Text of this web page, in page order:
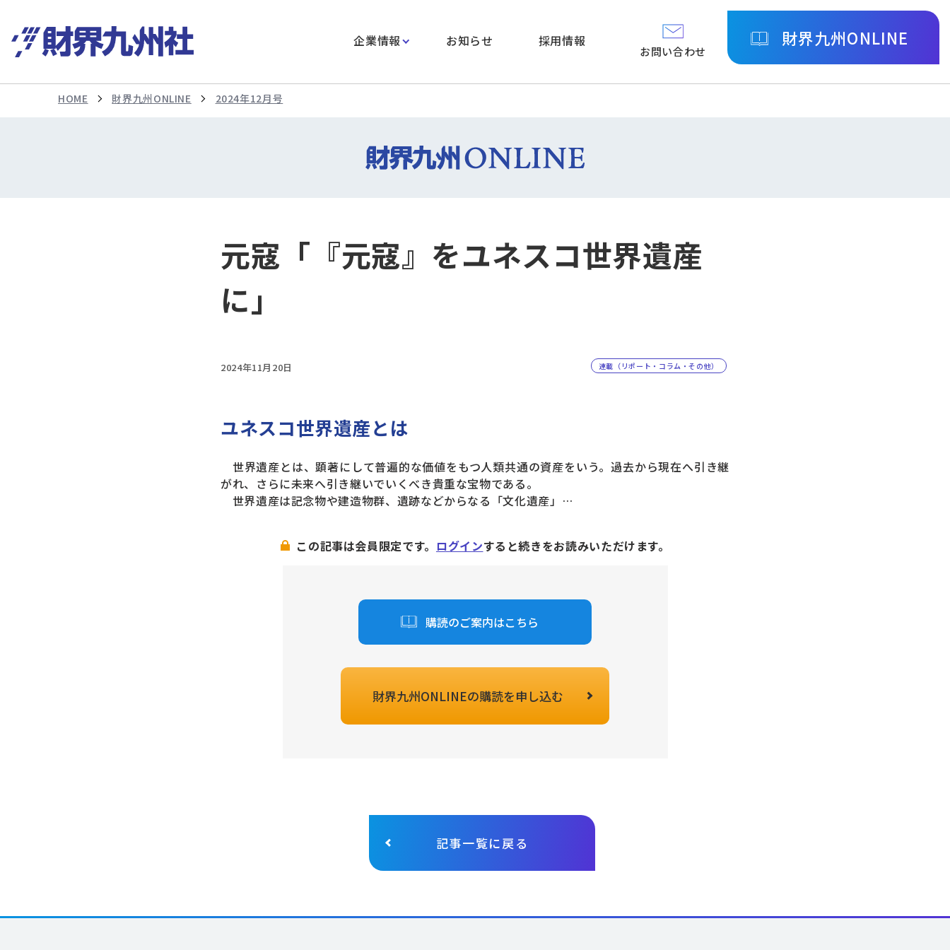
企業情報 お知らせ 採用情報
お問い合わせ
財界九州ONLINE
HOME 財界九州ONLINE 2024年12月号
元寇「『元寇』をユネスコ世界遺産
に」
2024年11月20日 連載（リポート・コラム・その他）
ユネスコ世界遺産とは
世界遺産とは、顕著にして普遍的な価値をもつ人類共通の資産をいう。過去から現在へ引き継
がれ、さらに未来へ引き継いでいくべき貴重な宝物である。
世界遺産は記念物や建造物群、遺跡などからなる「文化遺産」…
この記事は会員限定です。 ログインすると続きをお読みいただけます。
購読のご案内はこちら
財界九州ONLINEの購読を申し込む
記事一覧に戻る